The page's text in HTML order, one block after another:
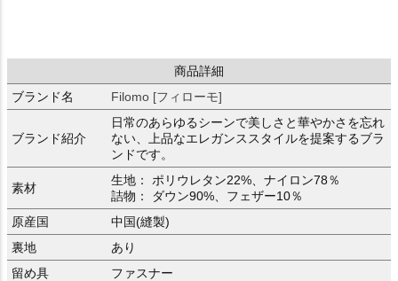
商品詳細
ブランド名
Filomo [フィローモ]
ブランド紹介
日常のあらゆるシーンで美しさと華やかさを忘れ
ない、上品なエレガンススタイルを提案するブラ
ンドです。
素材
生地： ポリウレタン22%、ナイロン78％
詰物： ダウン90%、フェザー10％
原産国
中国(縫製)
裏地
あり
留め具
ファスナー